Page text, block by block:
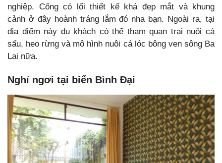
nghiệp. Cống có lối thiết kế khá đẹp mắt và khung
cảnh ở đây hoành tráng lắm đó nha bạn. Ngoài ra, tại
địa điểm này du khách có thể tham quan trại nuôi cá
sấu, heo rừng và mô hình nuôi cá lóc bông ven sông Ba
Lai nữa.
Nghỉ ngơi tại biển Bình Đại